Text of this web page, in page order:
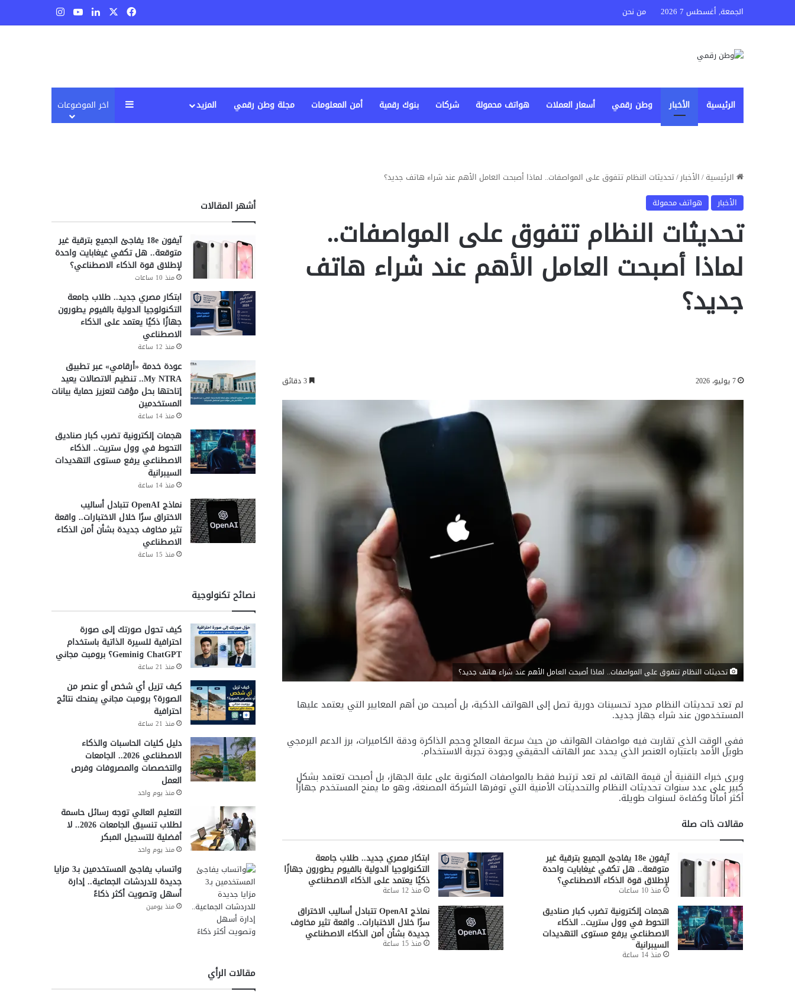
الجمعة, أغسطس 7 2026 من نحن فيسبوك لينكدإن‫YouTube
الرئيسية الأخبار وطن رقمي أسعار العملات هواتف محمولة شركات بنوك رقمية أمن المعلومات مجلة وطن رقمي المزيد إضافة عمود جانبي
اخر الموضوعات
الرئيسية/الأخبار/تحديثات النظام تتفوق على المواصفات.. لماذا أصبحت العامل الأهم عند شراء هاتف جديد؟
الأخبار
هواتف محمولة
تحديثات النظام تتفوق على المواصفات..
لماذا أصبحت العامل الأهم عند شراء هاتف
جديد؟
7 يوليو، 2026
تحديثات النظام تتفوق على المواصفات.. لماذا أصبحت العامل الأهم عند شراء هاتف جديد؟
لم تعد تحديثات النظام مجرد تحسينات دورية تصل إلى الهواتف الذكية، بل أصبحت من أهم المعايير التي يعتمد عليها
المستخدمون عند شراء جهاز جديد.
ففي الوقت الذي تقاربت فيه مواصفات الهواتف من حيث سرعة المعالج وحجم الذاكرة ودقة الكاميرات، برز الدعم البرمجي
طويل الأمد باعتباره العنصر الذي يحدد عمر الهاتف الحقيقي وجودة تجربة الاستخدام.
ويرى خبراء التقنية أن قيمة الهاتف لم تعد ترتبط فقط بالمواصفات المكتوبة على علبة الجهاز، بل أصبحت تعتمد بشكل
كبير على عدد سنوات تحديثات النظام والتحديثات الأمنية التي توفرها الشركة المصنعة، وهو ما يمنح المستخدم جهازًا
أكثر أمانًا وكفاءة لسنوات طويلة.
مقالات ذات صلة
آيفون 18e يفاجئ الجميع بترقية غير
متوقعة.. هل تكفي غيغابايت واحدة
لإطلاق قوة الذكاء الاصطناعي؟
منذ 10 ساعات
ابتكار مصري جديد.. طلاب جامعة
التكنولوجيا الدولية بالفيوم يطورون جهازًا
ذكيًا يعتمد على الذكاء الاصطناعي
منذ 12 ساعة
هجمات إلكترونية تضرب كبار صناديق
التحوط في وول ستريت.. الذكاء
الاصطناعي يرفع مستوى التهديدات
السيبرانية
منذ 14 ساعة
نماذج OpenAI تتبادل أساليب الاختراق
سرًا خلال الاختبارات.. واقعة تثير مخاوف
جديدة بشأن أمن الذكاء الاصطناعي
منذ 15 ساعة
أشهر المقالات
آيفون 18e يفاجئ الجميع بترقية غير
متوقعة.. هل تكفي غيغابايت واحدة
لإطلاق قوة الذكاء الاصطناعي؟
منذ 10 ساعات
ابتكار مصري جديد.. طلاب جامعة
التكنولوجيا الدولية بالفيوم يطورون
جهازًا ذكيًا يعتمد على الذكاء
الاصطناعي
منذ 12 ساعة
عودة خدمة «أرقامي» عبر تطبيق
My NTRA.. تنظيم الاتصالات يعيد
إتاحتها بحل مؤقت لتعزيز حماية بيانات
المستخدمين
منذ 14 ساعة
هجمات إلكترونية تضرب كبار صناديق
التحوط في وول ستريت.. الذكاء
الاصطناعي يرفع مستوى التهديدات
السيبرانية
منذ 14 ساعة
نماذج OpenAI تتبادل أساليب
الاختراق سرًا خلال الاختبارات.. واقعة
تثير مخاوف جديدة بشأن أمن الذكاء
الاصطناعي
منذ 15 ساعة
نصائح تكنولوجية
كيف تحول صورتك إلى صورة
احترافية للسيرة الذاتية باستخدام
ChatGPT وGemini؟ برومبت مجاني
منذ 21 ساعة
كيف تزيل أي شخص أو عنصر من
الصورة؟ برومبت مجاني يمنحك نتائج
احترافية
منذ 21 ساعة
دليل كليات الحاسبات والذكاء
الاصطناعي 2026.. الجامعات
والتخصصات والمصروفات وفرص
العمل
منذ يوم واحد
التعليم العالي توجه رسائل حاسمة
لطلاب تنسيق الجامعات 2026.. لا
أفضلية للتسجيل المبكر
منذ يوم واحد
واتساب يفاجئ المستخدمين بـ3 مزايا
جديدة للدردشات الجماعية.. إدارة
أسهل وتصويت أكثر ذكاءً
منذ يومين
مقالات الرأي